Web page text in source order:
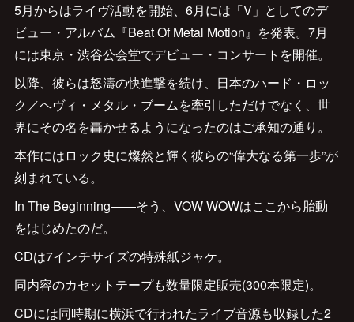
5月からはライヴ活動を開始、6月には「V」としてのデ
ビュー・アルバム『Beat Of Metal Motion』を発表。7月
には東京・渋谷公会堂でデビュー・コンサートを開催。
以降、彼らは怒濤の快進撃を続け、日本のハード・ロッ
ク／ヘヴィ・メタル・ブームを牽引しただけでなく、世
界にその名を轟かせるようになったのはご承知の通り。
本作にはロック史に燦然と輝く彼らの“偉大なる第一歩”が
刻まれている。
In The Beginning――そう、VOW WOWはここから胎動
をはじめたのだ。
CDは7インチサイズの特殊紙ジャケ。
同内容のカセットテープも数量限定販売(300本限定)。
CDには同時期に横浜で行われたライブ音源も収録した2